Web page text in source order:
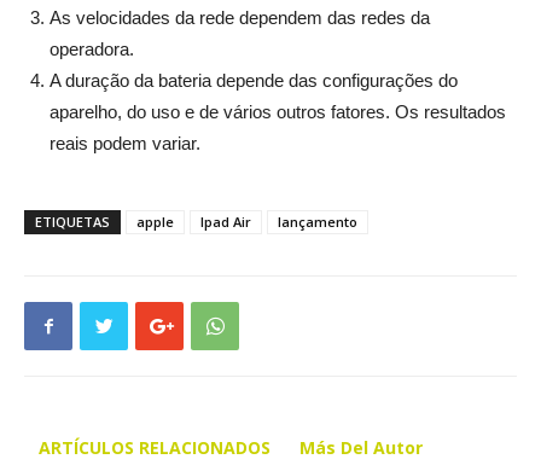
As velocidades da rede dependem das redes da
operadora.
A duração da bateria depende das configurações do
aparelho, do uso e de vários outros fatores. Os resultados
reais podem variar.
ETIQUETAS apple Ipad Air lançamento
ARTÍCULOS RELACIONADOS Más Del Autor